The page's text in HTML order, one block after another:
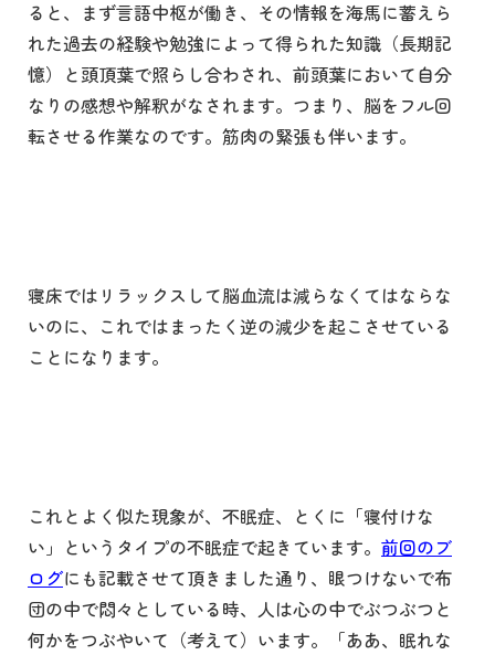
ると、まず言語中枢が働き、その情報を海馬に蓄えら
れた過去の経験や勉強によって得られた知識（長期記
憶）と頭頂葉で照らし合わされ、前頭葉において自分
なりの感想や解釈がなされます。つまり、脳をフル回
転させる作業なのです。筋肉の緊張も伴います。
寝床ではリラックスして脳血流は減らなくてはならな
いのに、これではまったく逆の減少を起こさせている
ことになります。
これとよく似た現象が、不眠症、とくに「寝付けな
い」というタイプの不眠症で起きています。 前回のブ
ログにも記載させて頂きました通り、眼つけないで布
団の中で悶々としている時、人は心の中でぶつぶつと
何かをつぶやいて（考えて）います。「ああ、眠れな